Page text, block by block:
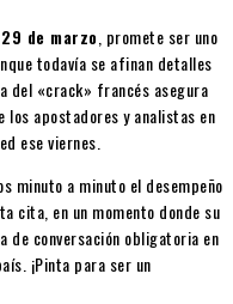
29 de marzo , promete ser uno
todavía se afinan detalles
del «crack» francés asegura
apostadores y analistas en
ese viernes.
minuto a minuto el desempeño
cita, en un momento donde su
de conversación obligatoria en
¡Pinta para ser un